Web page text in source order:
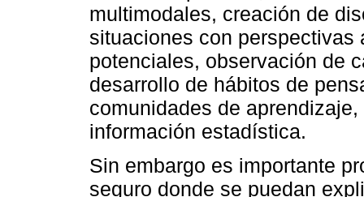
multimodales, creación de
situaciones con
potenciales, observación de
desarrollo de hábitos de
comunidades de
información estadística.
Sin embargo es importante
seguro donde se puedan